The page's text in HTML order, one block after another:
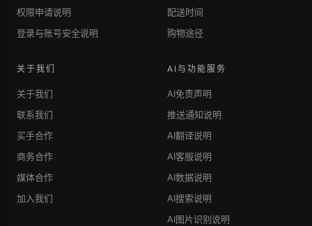
权限申请说明
登录与账号安全说明
配送时间
购物途径
关于我们
关于我们
联系我们
买手合作
商务合作
媒体合作
加入我们
AI与功能服务
AI免责声明
推送通知说明
AI翻译说明
AI客服说明
AI数据说明
AI搜索说明
AI图片识别说明